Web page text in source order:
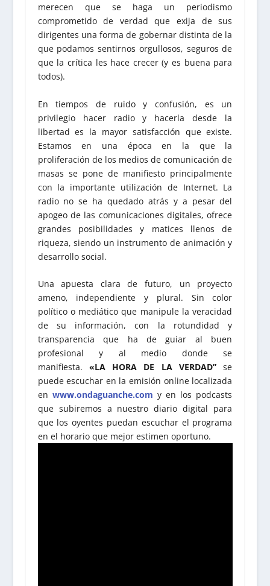
merecen que se haga un periodismo
comprometido de verdad que exija de sus
dirigentes una forma de gobernar distinta de la
que podamos sentirnos orgullosos, seguros de
que la crítica les hace crecer (y es buena para
todos).
En tiempos de ruido y confusión, es un
privilegio hacer radio y hacerla desde la
libertad es la mayor satisfacción que existe.
Estamos en una época en la que la
proliferación de los medios de comunicación de
masas se pone de manifiesto principalmente
con la importante utilización de Internet. La
radio no se ha quedado atrás y a pesar del
apogeo de las comunicaciones digitales, ofrece
grandes posibilidades y matices llenos de
riqueza, siendo un instrumento de animación y
desarrollo social.
Una apuesta clara de futuro, un proyecto
ameno, independiente y plural. Sin color
político o mediático que manipule la veracidad
de su información, con la rotundidad y
transparencia que ha de guiar al buen
profesional y al medio donde se
manifiesta. «LA HORA DE LA VERDAD” se
puede escuchar en la emisión online localizada
en www.ondaguanche.com y en los podcasts
que subiremos a nuestro diario digital para
que los oyentes puedan escuchar el programa
en el horario que mejor estimen oportuno.